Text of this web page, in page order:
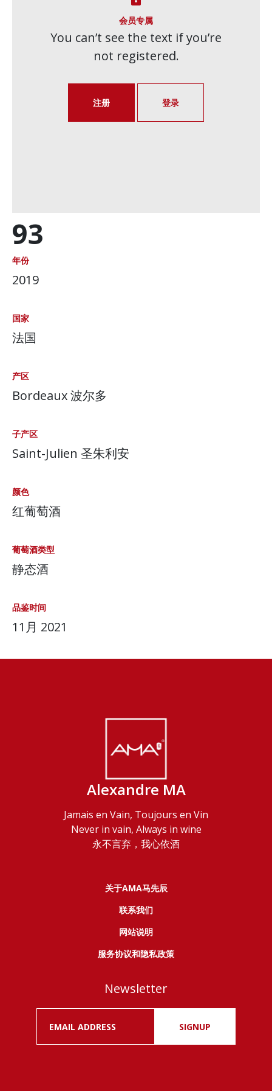
93
年份
2019
国家
法国
产区
Bordeaux 波尔多
子产区
Saint-Julien 圣朱利安
颜色
红葡萄酒
葡萄酒类型
静态酒
品鉴时间
11月 2021
会员专属
You can’t see the text if you’re
not registered.
注册 登录
Alexandre MA
Jamais en Vain, Toujours en Vin
Never in vain, Always in wine
永不言弃，我心依酒
关于AMA马先辰
联系我们
网站说明
服务协议和隐私政策
Newsletter
SIGNUP